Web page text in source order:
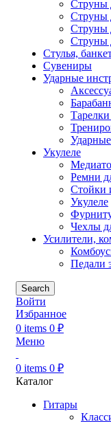
Струны
Струны
Струны
Струны
Стулья,
Сувениры
Ударные
Ударные
Укулеле
Ремни
Стойки
Укулеле
Чехлы
Усилители,
Педали
Search
Войти
Избранное
0 items 0 ₽
Меню
0 items 0 ₽
Каталог
Гитары